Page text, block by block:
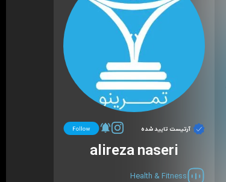
آرتیست تایید شده
alireza naseri
Health & Fitness